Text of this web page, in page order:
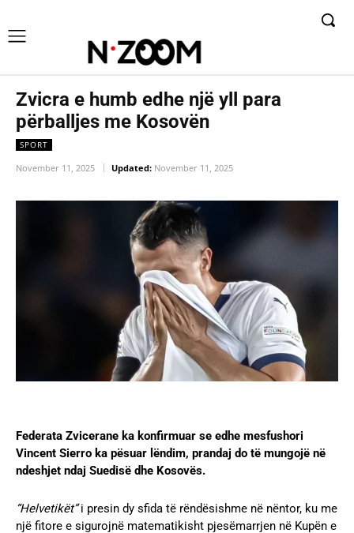
Zvicra e humb edhe një yll para
përballjes me Kosovën
SPORT
November 11, 2025 Updated: November 11, 2025
Federata Zvicerane ka konfirmuar se edhe mesfushori
Vincent Sierro ka pësuar lëndim, prandaj do të mungojë në
ndeshjet ndaj Suedisë dhe Kosovës.
“Helvetikët”i presin dy sfida të rëndësishme në nëntor, ku me
një fitore e sigurojnë matematikisht pjesëmarrjen në Kupën e